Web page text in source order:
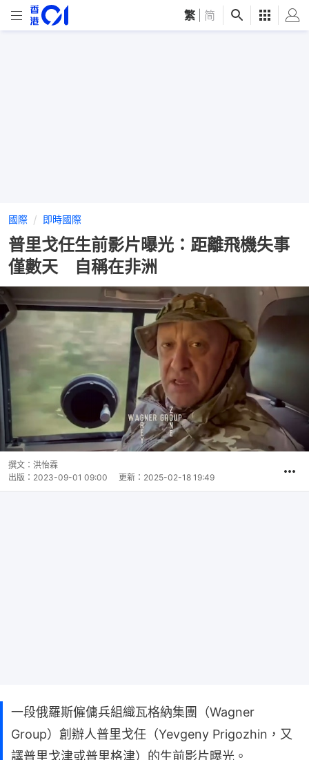
繁 简
國際 即時國際
普里戈任生前影片曝光：距離飛機失事
僅數天 自稱在非洲
撰文： 洪怡霖
出版： 2023-09-01 09:00 更新： 2025-02-18 19:49
一段俄羅斯僱傭兵組織瓦格納集團（Wagner
Group）創辦人普里戈任（Yevgeny Prigozhin，又
譯普里戈津或普里格津）的生前影片曝光。